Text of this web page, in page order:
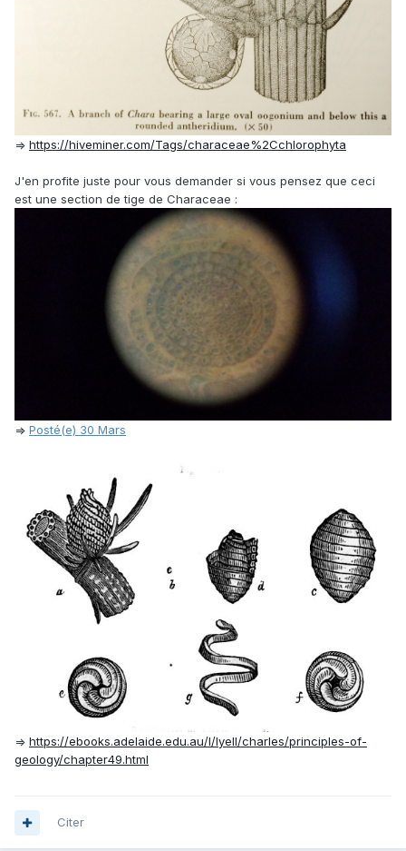
=> https://hiveminer.com/Tags/characeae%2Cchlorophyta
J'en profite juste pour vous demander si vous pensez que ceci
est une section de tige de Characeae :
=> Posté(e) 30 Mars
=> https://ebooks.adelaide.edu.au/l/lyell/charles/principles-of-
geology/chapter49.html
Citer